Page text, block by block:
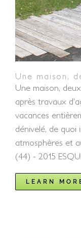
Une maison,
Une maison,
après travaux
vacances
dénivelé, de quoi
atmosphères et
(44) - 2015
LEARN